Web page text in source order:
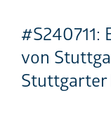
#S240711:
von
Stuttgarter